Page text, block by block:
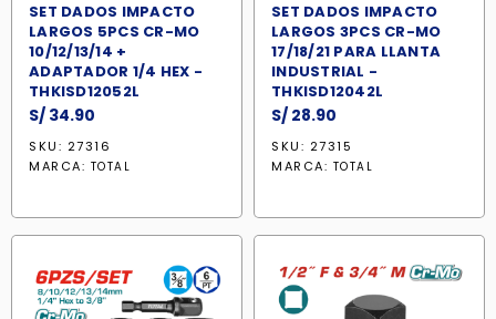
SET DADOS IMPACTO
LARGOS 5PCS CR-MO
10/12/13/14 +
ADAPTADOR 1/4 HEX -
THKISD12052L
S/ 34.90
SKU: 27316
MARCA: TOTAL
SET DADOS IMPACTO
LARGOS 3PCS CR-MO
17/18/21 PARA LLANTA
INDUSTRIAL -
THKISD12042L
S/ 28.90
SKU: 27315
MARCA: TOTAL